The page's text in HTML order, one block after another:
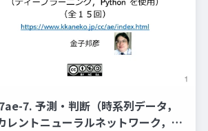
7. 予測・判断（時系列データ，
レントニューラルネットワーク，